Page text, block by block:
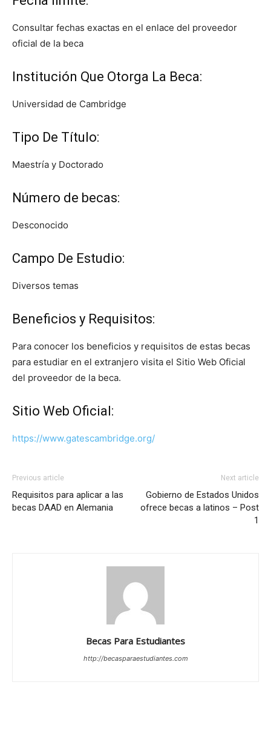
Consultar fechas exactas en el enlace del proveedor
oficial de la beca
Institución Que Otorga La Beca:
Universidad de Cambridge
Tipo De Título:
Maestría y Doctorado
Número de becas:
Desconocido
Campo De Estudio:
Diversos temas
Beneficios y Requisitos:
Para conocer los beneficios y requisitos de estas becas
para estudiar en el extranjero visita el Sitio Web Oficial
del proveedor de la beca.
Sitio Web Oficial:
https://www.gatescambridge.org/
Previous article
Requisitos para aplicar a las
becas DAAD en Alemania
Next article
Gobierno de Estados Unidos
ofrece becas a latinos – Post
1
Becas Para Estudiantes
http://becasparaestudiantes.com